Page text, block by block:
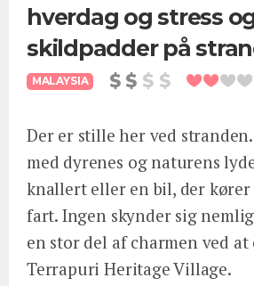
hverdag og stress
skildpadder på
MALAYSIA
Der er stille her ved
med dyrenes og naturens
knallert eller en bil, der
fart. Ingen skynder sig
en stor del af charmen ved at
Terrapuri Heritage Village.